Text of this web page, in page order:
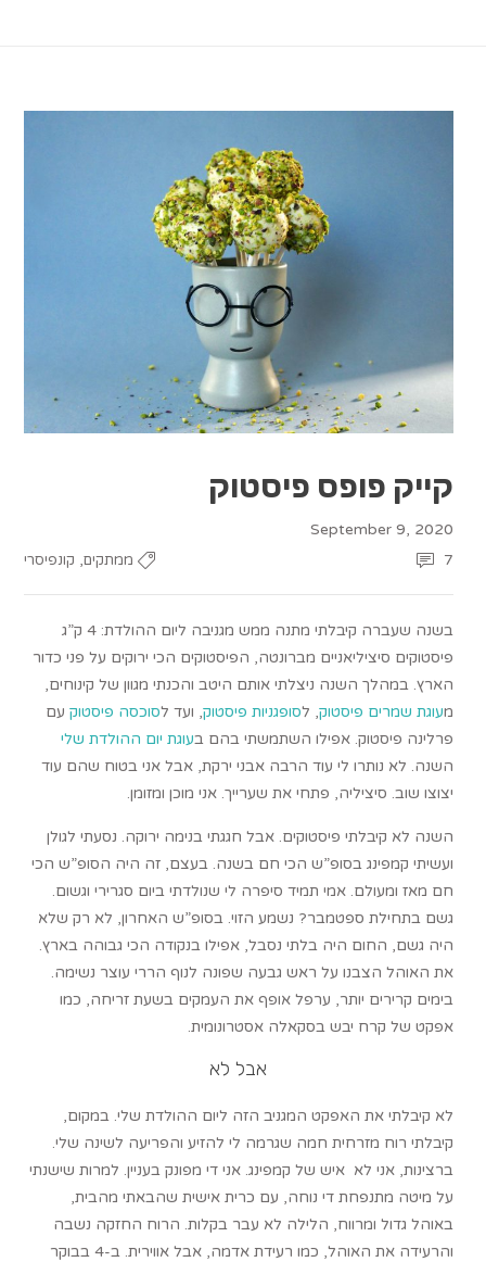
קייק פופס פיסטוק
September 9, 2020
ממתקים, קונפיסרי 7
בשנה שעברה קיבלתי מתנה ממש מגניבה ליום ההולדת: 4 ק”ג
פיסטוקים סיציליאניים מברונטה, הפיסטוקים הכי ירוקים על פני כדור
הארץ. במהלך השנה ניצלתי אותם היטב והכנתי מגוון של קינוחים,
מעוגת שמרים פיסטוק, לסופגניות פיסטוק, ועד לסוכסה פיסטוק עם
פרלינה פיסטוק. אפילו השתמשתי בהם בעוגת יום ההולדת שלי
השנה. לא נותרו לי עוד הרבה אבני ירקת, אבל אני בטוח שהם עוד
יצוצו שוב. סיציליה, פתחי את שערייך. אני מוכן ומזומן.
השנה לא קיבלתי פיסטוקים. אבל חגגתי בנימה ירוקה. נסעתי לגולן
ועשיתי קמפינג בסופ”ש הכי חם בשנה. בעצם, זה היה הסופ”ש הכי
חם מאז ומעולם. אמי תמיד סיפרה לי שנולדתי ביום סגרירי וגשום.
גשם בתחילת ספטמבר? נשמע הזוי. בסופ”ש האחרון, לא רק שלא
היה גשם, החום היה בלתי נסבל, אפילו בנקודה הכי גבוהה בארץ.
את האוהל הצבנו על ראש גבעה שפונה לנוף הררי עוצר נשימה.
בימים קרירים יותר, ערפל אופף את העמקים בשעת זריחה, כמו
אפקט של קרח יבש בסקאלה אסטרונומית.
אבל לא
לא קיבלתי את האפקט המגניב הזה ליום ההולדת שלי. במקום,
קיבלתי רוח מזרחית חמה שגרמה לי להזיע והפריעה לשינה שלי.
ברצינות, אני לא איש של קמפינג. אני די מפונק בעניין. למרות שישנתי
על מיטה מתנפחת די נוחה, עם כרית אישית שהבאתי מהבית,
באוהל גדול ומרווח, הלילה לא עבר בקלות. הרוח החזקה נשבה
והרעידה את האוהל, כמו רעידת אדמה, אבל אווירית. ב-4 בבוקר